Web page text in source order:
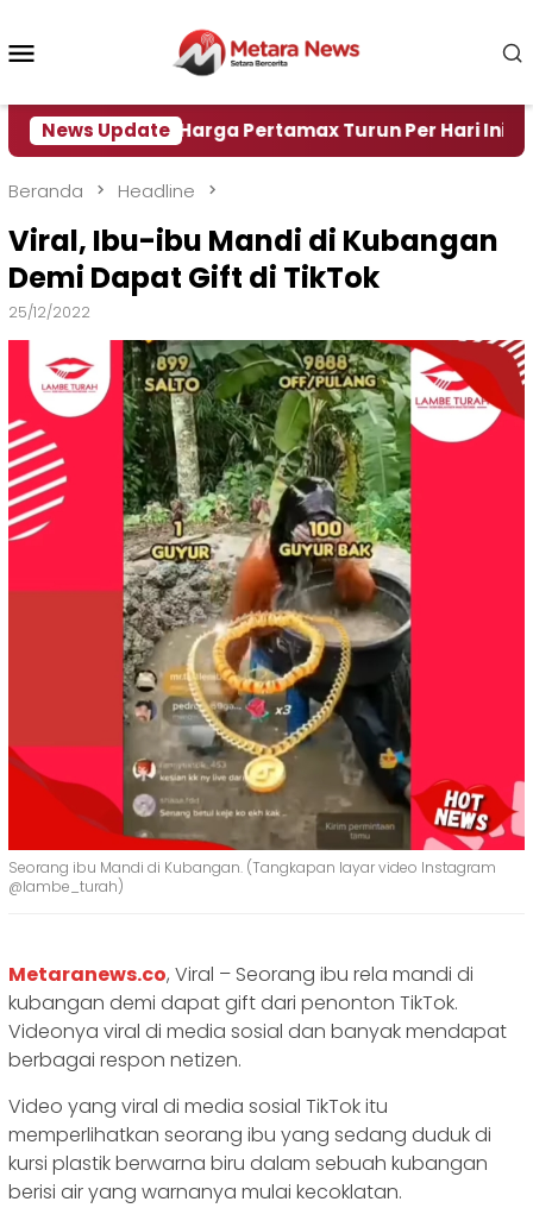
konten
News Update
Harga Pertamax Turun Per Hari Ini, Segini
Beranda Headline
Viral, Ibu-ibu Mandi di Kubangan
Demi Dapat Gift di TikTok
25/12/2022
Seorang ibu Mandi di Kubangan. (Tangkapan layar video Instagram
@lambe_turah)
Metaranews.co, Viral – Seorang ibu rela mandi di
kubangan demi dapat gift dari penonton TikTok.
Videonya viral di media sosial dan banyak mendapat
berbagai respon netizen.
Video yang viral di media sosial TikTok itu
memperlihatkan seorang ibu yang sedang duduk di
kursi plastik berwarna biru dalam sebuah kubangan
berisi air yang warnanya mulai kecoklatan.